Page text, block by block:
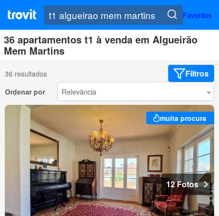
Favoritos
36 apartamentos t1 à venda em Algueirão
Mem Martins
36 resultados Filtros
Ordenar por
muita procura
12 Fotos